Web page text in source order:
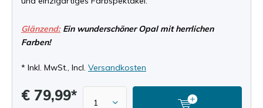
Glänzend:Ein wunderschöner Opal mit herrlichen
Farben!
* Inkl. MwSt., Incl. Versandkosten
€ 79,99*